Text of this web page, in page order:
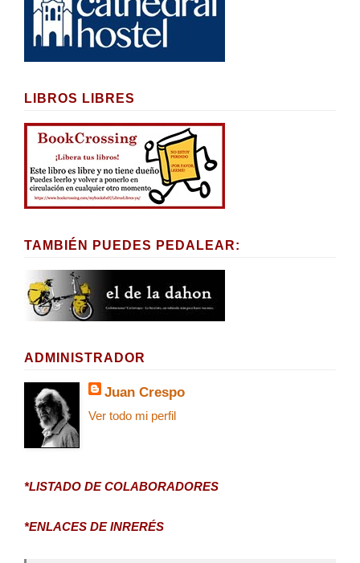
LIBROS LIBRES
TAMBIÉN PUEDES PEDALEAR:
ADMINISTRADOR
Juan Crespo
Ver todo mi perfil
*LISTADO DE COLABORADORES
*ENLACES DE INRERÉS